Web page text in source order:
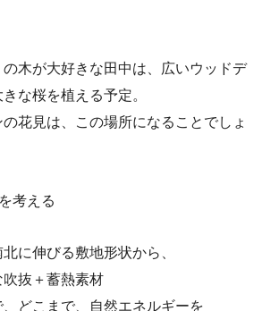
木が大好きな田中は、広いウッドデ
な桜を植える予定。
花見は、この場所になることでしょ
考える
に伸びる敷地形状から、
抜＋蓄熱素材
どこまで、自然エネルギーを